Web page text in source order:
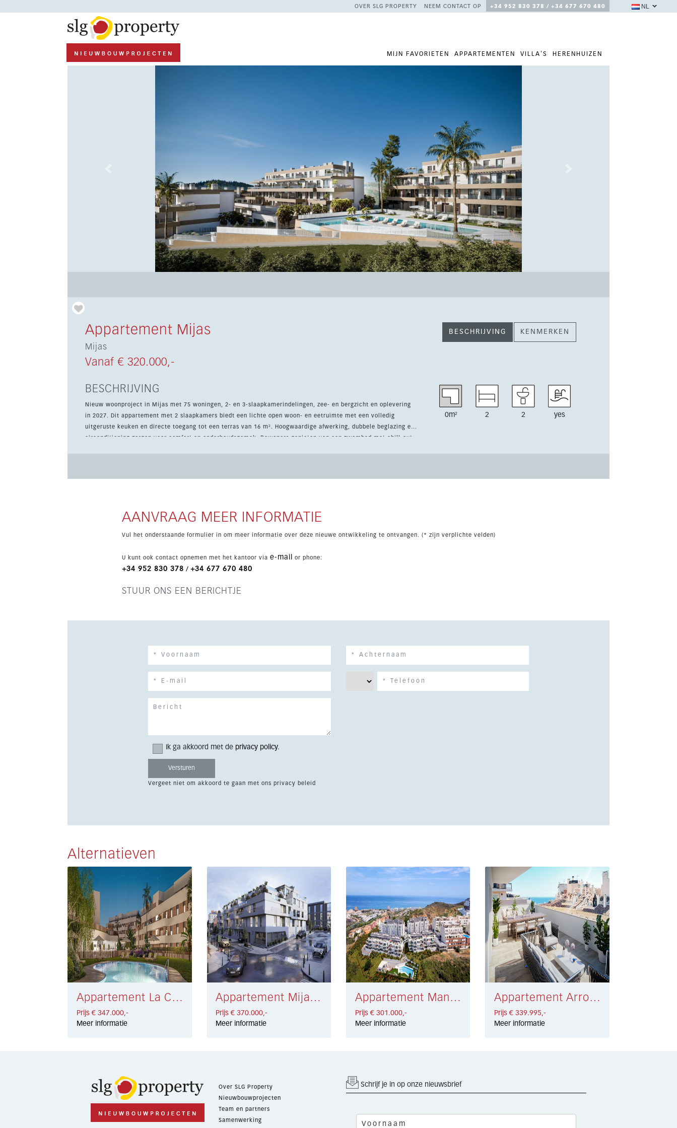
OVER SLG PROPERTY NEEM CONTACT OP +34 952 830 378 / +34 677 670 480
MIJN FAVORIETEN APPARTEMENTEN VILLA'S HERENHUIZEN
NL
Appartement Mijas
Mijas
Vanaf € 320.000,-
BESCHRIJVING KENMERKEN
BESCHRIJVING
Nieuw woonproject in Mijas met 75 woningen, 2- en 3-slaapkamerindelingen, zee- en bergzicht en oplevering
in 2027. Dit appartement met 2 slaapkamers biedt een lichte open woon- en eetruimte met een volledig
uitgeruste keuken en directe toegang tot een terras van 16 m². Hoogwaardige afwerking, dubbele beglazing en
airconditioning zorgen voor comfort en onderhoudsgemak. Bewoners genieten van een zwembad met chill-out
0m² 2 2 yes
AANVRAAG MEER INFORMATIE
Vul het onderstaande formulier in om meer informatie over deze nieuwe ontwikkeling te ontvangen. (* zijn verplichte velden)
U kunt ook contact opnemen met het kantoor via e-mail or phone:
+34 952 830 378 / +34 677 670 480
STUUR ONS EEN BERICHTJE
Ik ga akkoord met de privacy policy.
Vergeet niet om akkoord te gaan met ons privacy beleid
Alternatieven
Appartement La Cala de Mijas € 347.000,-
Prijs € 347.000,-
Meer informatie
Appartement Mijas € 370.000,-
Prijs € 370.000,-
Meer informatie
Appartement Manilva € 301.000,-
Prijs € 301.000,-
Meer informatie
Appartement Arroyo de la Miel € 339.995,-
Prijs € 339.995,-
Meer informatie
Over SLG Property
Nieuwbouwprojecten
Team en partners
Samenwerking
Schrijf je in op onze nieuwsbrief